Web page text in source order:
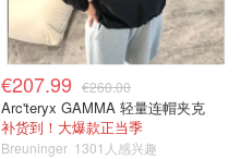
€207.99 €260.00
Arc'teryx GAMMA 轻量连帽夹克
补货到！大爆款正当季
Breuninger 1301人感兴趣